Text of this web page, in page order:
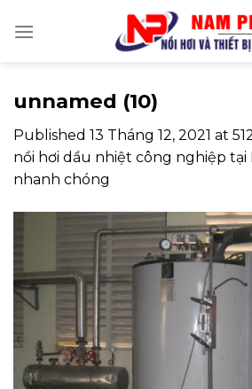
unnamed (10)
Published 13 Tháng 12, 2021 at
nồi hơi dầu nhiệt công nghiệp tại
nhanh chóng